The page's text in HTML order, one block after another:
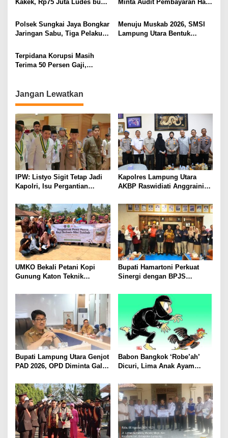
PELAYANAN PRESISI
Kakek, Rp75 Juta Ludes buat
Ditembak Polisi
Minta Audit Pembayaran Hak
Kepastian Hukum Tak Boleh
Berlarut
Polsek Sungkai Jaya Bongkar
Jaringan Sabu, Tiga Pelaku
Menuju Muskab 2026, SMSI
Lampung Utara Bentuk
Terpidana Korupsi Masih
Terima 50 Persen Gaji,
Jangan Lewatkan
IPW: Listyo Sigit Tetap Jadi
Kapolri, Isu Pergantian
Kawanan Febrie Adriansyah
Kapolres Lampung Utara
AKBP Raswidiati Anggraini
Tokoh Masyarakat dan Adat
Perkuat Kamtibmas
UMKO Bekali Petani Kopi
Gunung Katon Teknik
Jual Hasil Panen Meningkat
Bupati Hamartoni Perkuat
Sinergi dengan BPJS
Kesehatan Makin Cepat dan
Bupati Lampung Utara Genjot
PAD 2026, OPD Diminta Gali
hingga Optimalkan PBB-P2
Babon Bangkok ‘Robe’ah’
Dicuri, Lima Anak Ayam
Gang Jalaba Kotabumi Heboh